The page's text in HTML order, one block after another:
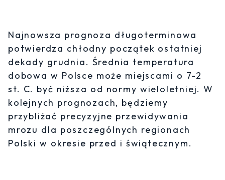
Najnowsza prognoza długoterminowa
potwierdza chłodny początek ostatniej
dekady grudnia. Średnia temperatura
dobowa w Polsce może miejscami o 7-2
st. C. być niższa od normy wieloletniej. W
kolejnych prognozach, będziemy
przybliżać precyzyjne przewidywania
mrozu dla poszczególnych regionach
Polski w okresie przed i świątecznym.